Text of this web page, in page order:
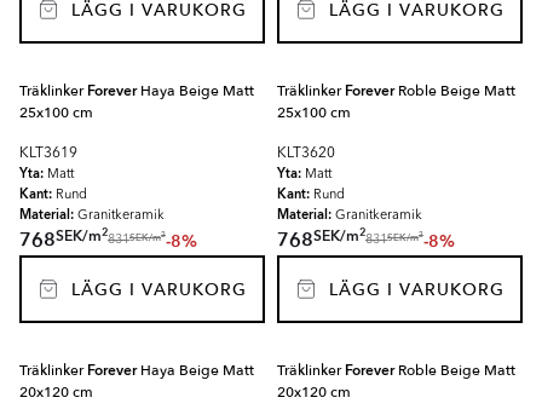
LÄGG I VARUKORG LÄGG I VARUKORG
TräklinkerForeverHaya Beige Matt
25x100 cm
KLT3619
Yta: Matt
Kant: Rund
Material: Granitkeramik
768SEK/m2
831SEK/m2-8%
LÄGG I VARUKORG
TräklinkerForeverRoble Beige Matt
25x100 cm
KLT3620
Yta: Matt
Kant: Rund
Material: Granitkeramik
768SEK/m2
831SEK/m2-8%
LÄGG I VARUKORG
TräklinkerForeverHaya Beige Matt
20x120 cm
TräklinkerForeverRoble Beige Matt
20x120 cm